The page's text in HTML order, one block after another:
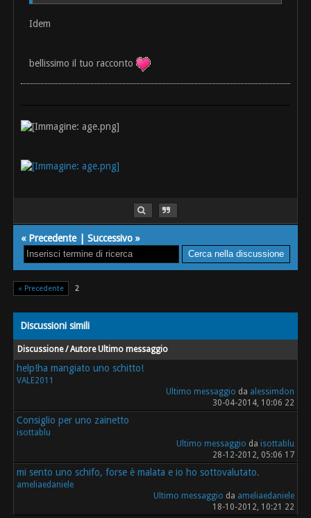
Idem
bellissimo il tuo racconto
« Precedente|Successivo »
« Precedente 2
Discussioni simili
Discussione / Autore Ultimo messaggio
help!ha mangiato uno schitto!
VALE2011
Ultimo messaggio da alessimdon
30-04-2014, 10:06 22
Consiglio per uno zainetto
isottablu
Ultimo messaggio da isottablu
28-12-2012, 05:06 17
mi sento uno schifo, forse è malata e io ho sottovalutato.
ameliaedaniele
Ultimo messaggio da ameliaedaniele
18-10-2012, 10:21 22